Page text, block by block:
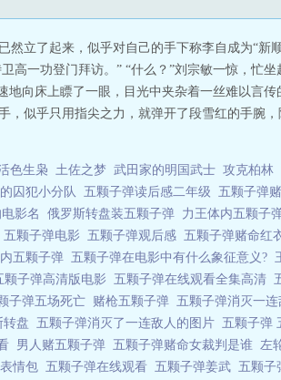
立了起来，似乎对自己的手下称李自成为“新
一功登门拜访。” “什么？”刘宗敏一惊，忙坐
向床上瞟了一眼，目光中夹杂着一丝难以言
似乎只用指尖之力，就弹开了段雪红的手腕，
色生枭 土佐之梦 武田家的明国武士 攻克柏林
囚犯小分队 五颗子弹读后感二年级 五颗子弹
影名 俄罗斯转盘装五颗子弹 力王体内五颗子
五颗子弹电影 五颗子弹观后感 五颗子弹赌命红
五颗子弹 五颗子弹在电影中有什么象征意义?
颗子弹高清版电影 五颗子弹在线观看全集高清
子弹五场死亡 赌枪五颗子弹 五颗子弹消灭一
转盘 五颗子弹消灭了一连敌人的图片 五颗子弹
男人赌五颗子弹 五颗子弹赌命女裁判是谁 左
情包 五颗子弹在线观看 五颗子弹姜武 五颗子